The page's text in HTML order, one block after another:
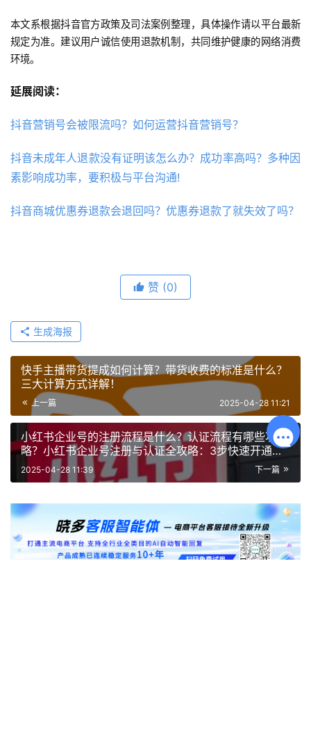
本文系根据抖音官方政策及司法案例整理，具体操作请以平台最新
规定为准。建议用户诚信使用退款机制，共同维护健康的网络消费
环境。
延展阅读：
抖音营销号会被限流吗？如何运营抖音营销号？
抖音未成年人退款没有证明该怎么办？成功率高吗？多种因
素影响成功率，要积极与平台沟通!
抖音商城优惠券退款会退回吗？优惠券退款了就失效了吗？
赞 (0)
生成海报
快手主播带货提成如何计算？带货收费的标准是什么？
三大计算方式详解！
上一篇 2025-04-28 11:21
小红书企业号的注册流程是什么？认证流程有哪些攻
略？小红书企业号注册与认证全攻略：3步快速开通品
牌阵地
下一篇
2025-04-28 11:39